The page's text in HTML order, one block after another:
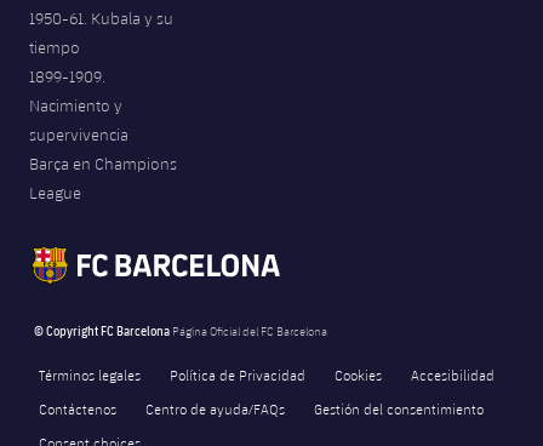
1950-61. Kubala y su
tiempo
1899-1909.
Nacimiento y
supervivencia
Barça en Champions
League
© Copyright FC Barcelona Página Oficial del FC Barcelona
Términos legales Política de Privacidad Cookies
Accesibilidad
Contáctenos
Centro de ayuda/FAQs
Gestión del consentimiento
Consent choices